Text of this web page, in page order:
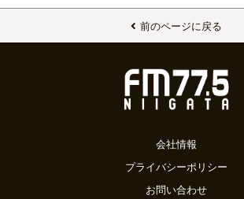
前のページに戻る
会社情報
プライバシーポリシー
お問い合わせ